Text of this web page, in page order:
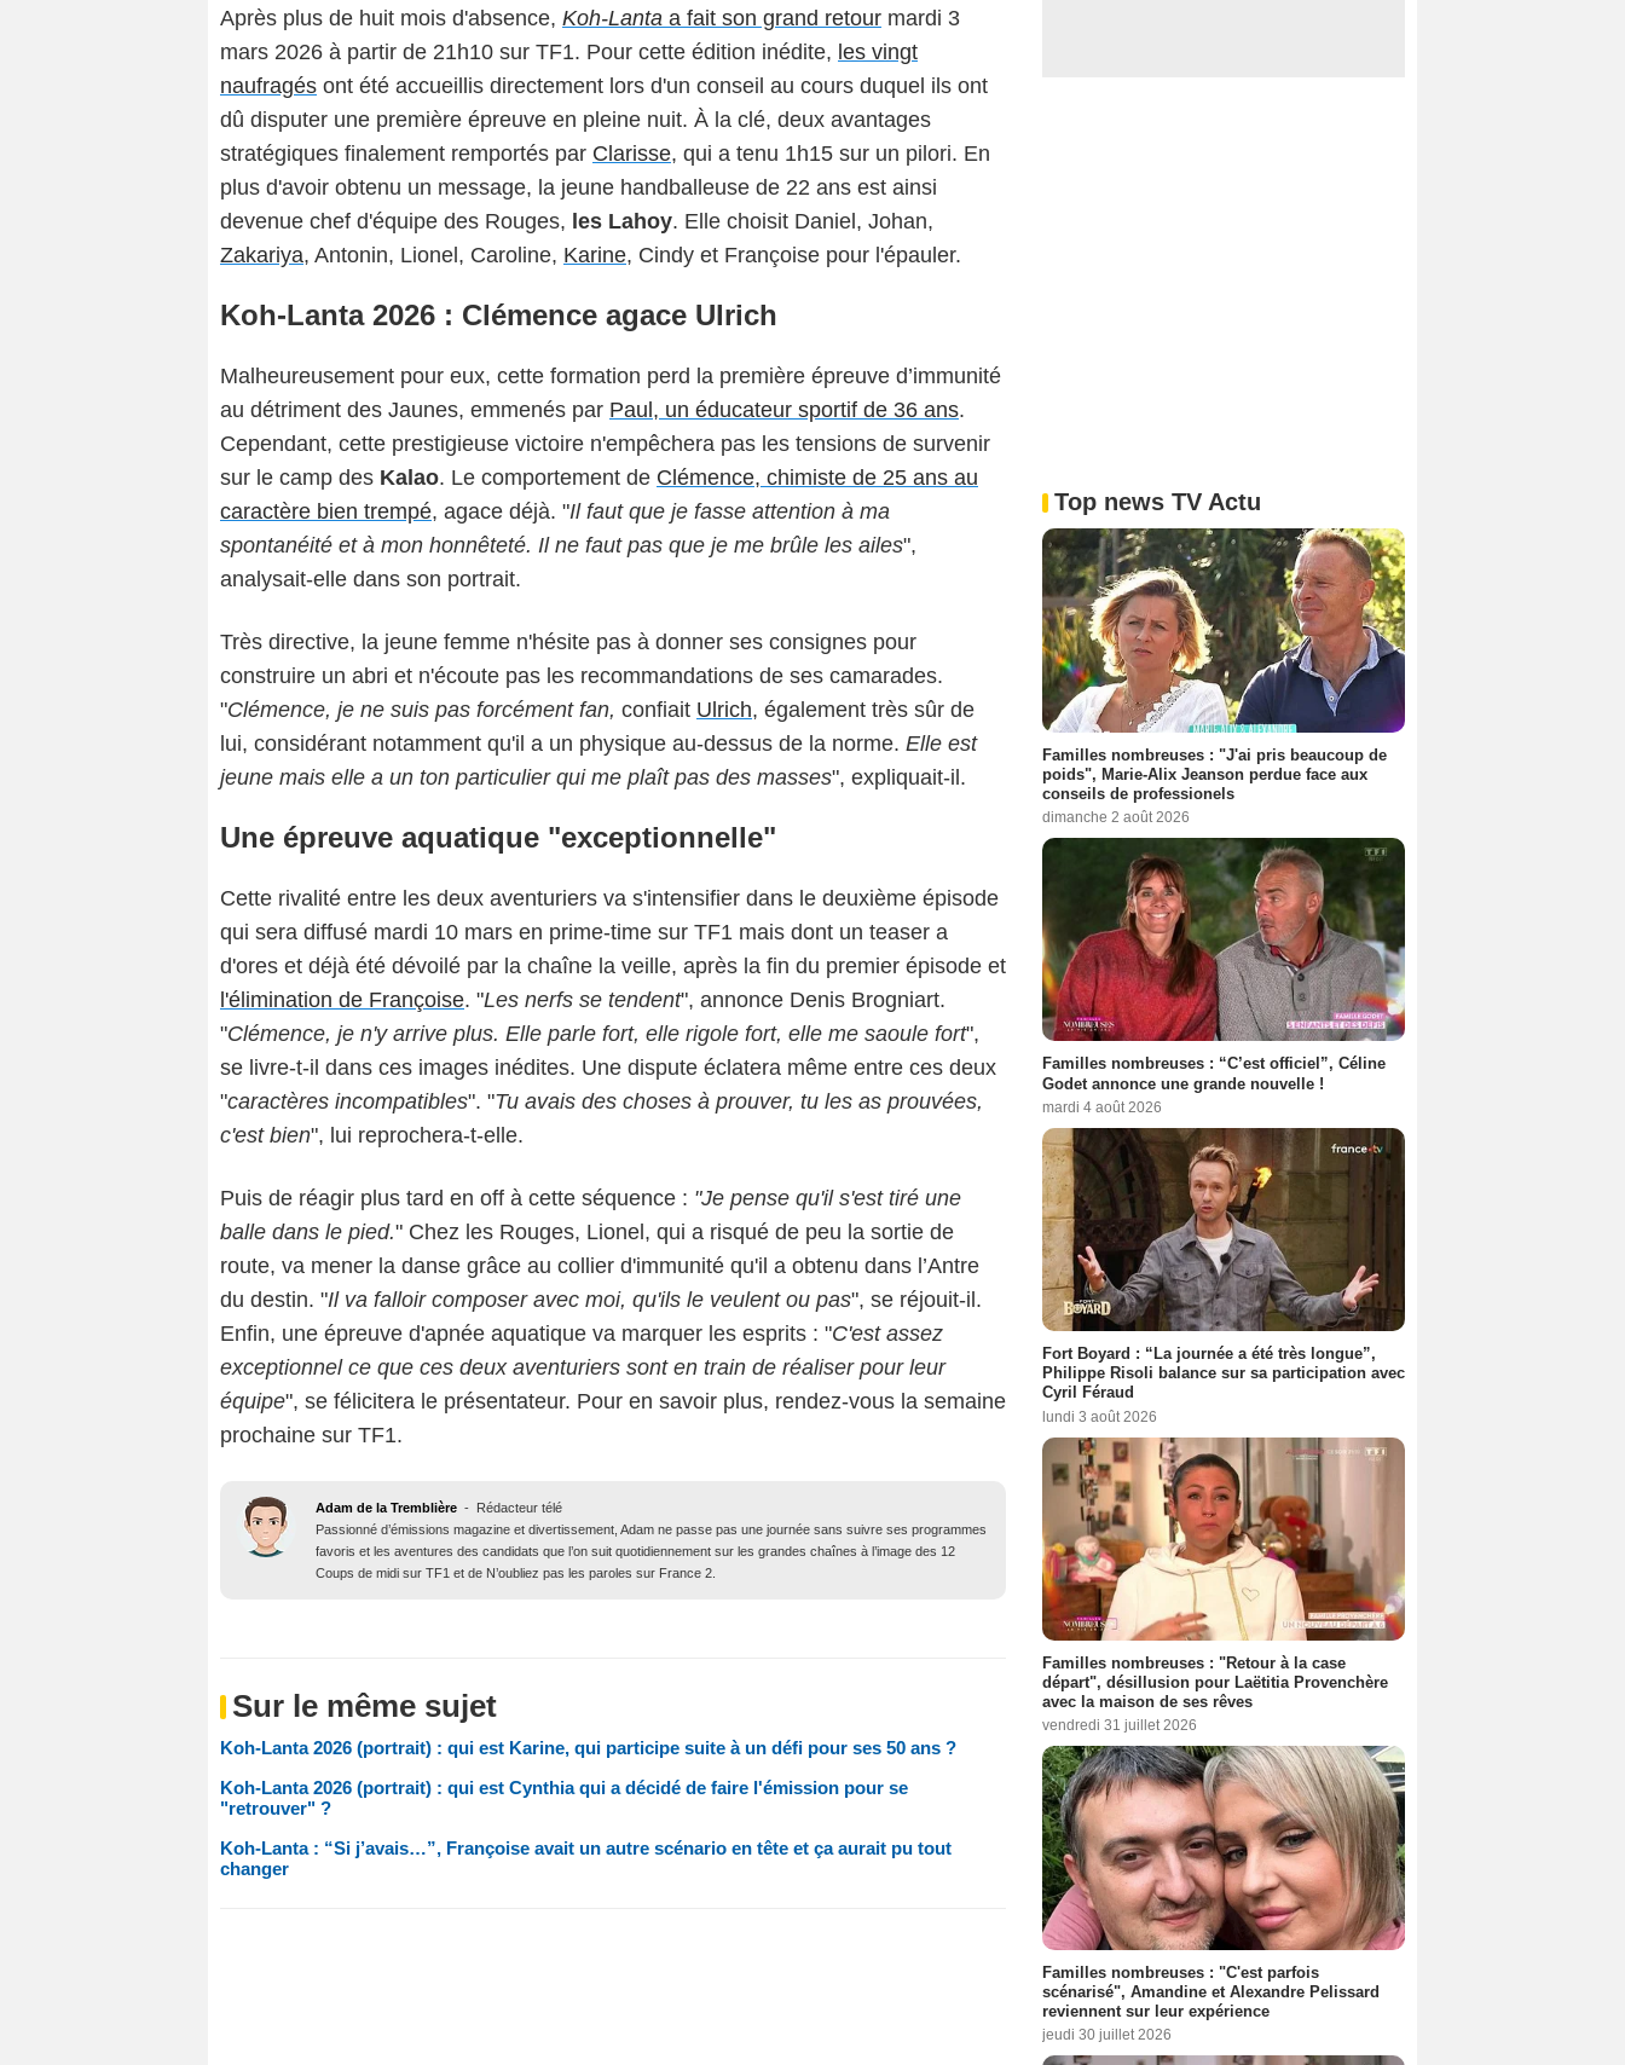
Après plus de huit mois d'absence, Koh-Lanta a fait son grand retour mardi 3
mars 2026 à partir de 21h10 sur TF1. Pour cette édition inédite, les vingt
naufragés ont été accueillis directement lors d'un conseil au cours duquel ils ont
dû disputer une première épreuve en pleine nuit. À la clé, deux avantages
stratégiques finalement remportés par Clarisse, qui a tenu 1h15 sur un pilori. En
plus d'avoir obtenu un message, la jeune handballeuse de 22 ans est ainsi
devenue chef d'équipe des Rouges, les Lahoy. Elle choisit Daniel, Johan,
Zakariya, Antonin, Lionel, Caroline, Karine, Cindy et Françoise pour l'épauler.
Koh-Lanta 2026 : Clémence agace Ulrich
Malheureusement pour eux, cette formation perd la première épreuve d’immunité
au détriment des Jaunes, emmenés par Paul, un éducateur sportif de 36 ans.
Cependant, cette prestigieuse victoire n'empêchera pas les tensions de survenir
sur le camp des Kalao. Le comportement de Clémence, chimiste de 25 ans au
caractère bien trempé, agace déjà. "Il faut que je fasse attention à ma
spontanéité et à mon honnêteté. Il ne faut pas que je me brûle les ailes",
analysait-elle dans son portrait.
Très directive, la jeune femme n'hésite pas à donner ses consignes pour
construire un abri et n'écoute pas les recommandations de ses camarades.
"Clémence, je ne suis pas forcément fan, confiait Ulrich, également très sûr de
lui, considérant notamment qu'il a un physique au-dessus de la norme. Elle est
jeune mais elle a un ton particulier qui me plaît pas des masses", expliquait-il.
Une épreuve aquatique "exceptionnelle"
Cette rivalité entre les deux aventuriers va s'intensifier dans le deuxième épisode
qui sera diffusé mardi 10 mars en prime-time sur TF1 mais dont un teaser a
d'ores et déjà été dévoilé par la chaîne la veille, après la fin du premier épisode et
l'élimination de Françoise. "Les nerfs se tendent", annonce Denis Brogniart.
"Clémence, je n'y arrive plus. Elle parle fort, elle rigole fort, elle me saoule fort",
se livre-t-il dans ces images inédites. Une dispute éclatera même entre ces deux
"caractères incompatibles". "Tu avais des choses à prouver, tu les as prouvées,
c'est bien", lui reprochera-t-elle.
Puis de réagir plus tard en off à cette séquence : "Je pense qu'il s'est tiré une
balle dans le pied." Chez les Rouges, Lionel, qui a risqué de peu la sortie de
route, va mener la danse grâce au collier d'immunité qu'il a obtenu dans l’Antre
du destin. "Il va falloir composer avec moi, qu'ils le veulent ou pas", se réjouit-il.
Enfin, une épreuve d'apnée aquatique va marquer les esprits : "C'est assez
exceptionnel ce que ces deux aventuriers sont en train de réaliser pour leur
équipe", se félicitera le présentateur. Pour en savoir plus, rendez-vous la semaine
prochaine sur TF1.
Adam de la Tremblière -
Rédacteur télé
Passionné d’émissions magazine et divertissement, Adam ne passe pas une journée sans suivre ses programmes
favoris et les aventures des candidats que l’on suit quotidiennement sur les grandes chaînes à l’image des 12
Coups de midi sur TF1 et de N’oubliez pas les paroles sur France 2.
Sur le même sujet
Koh-Lanta 2026 (portrait) : qui est Karine, qui participe suite à un défi pour ses 50 ans ?
Koh-Lanta 2026 (portrait) : qui est Cynthia qui a décidé de faire l'émission pour se
"retrouver" ?
Koh-Lanta : “Si j’avais…”, Françoise avait un autre scénario en tête et ça aurait pu tout
changer
Top news TV Actu
Familles nombreuses : "J'ai pris beaucoup de
poids", Marie-Alix Jeanson perdue face aux
conseils de professionels
dimanche 2 août 2026
Familles nombreuses : “C’est officiel”, Céline
Godet annonce une grande nouvelle !
mardi 4 août 2026
Fort Boyard : “La journée a été très longue”,
Philippe Risoli balance sur sa participation avec
Cyril Féraud
lundi 3 août 2026
Familles nombreuses : "Retour à la case
départ", désillusion pour Laëtitia Provenchère
avec la maison de ses rêves
vendredi 31 juillet 2026
Familles nombreuses : "C'est parfois
scénarisé", Amandine et Alexandre Pelissard
reviennent sur leur expérience
jeudi 30 juillet 2026